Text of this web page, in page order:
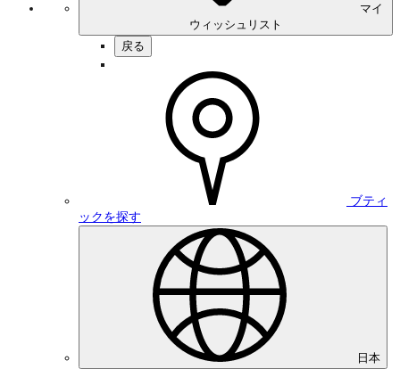
ウィッシュリスト
戻る
ブティ
ックを探す
日本